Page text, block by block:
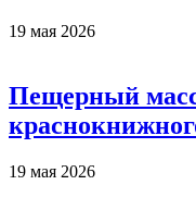
19 мая 2026
Пещерный
19 мая 2026